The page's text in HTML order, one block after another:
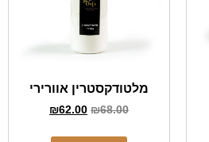
מלטודקסטרין אוורירי
₪68.00
₪62.00